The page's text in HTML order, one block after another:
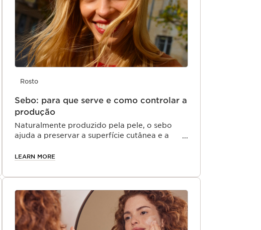
Rosto
Sebo: para que serve e como controlar a
produção
Naturalmente produzido pela pele, o sebo
ajuda a preservar a superfície cutânea e a
LEARN MORE